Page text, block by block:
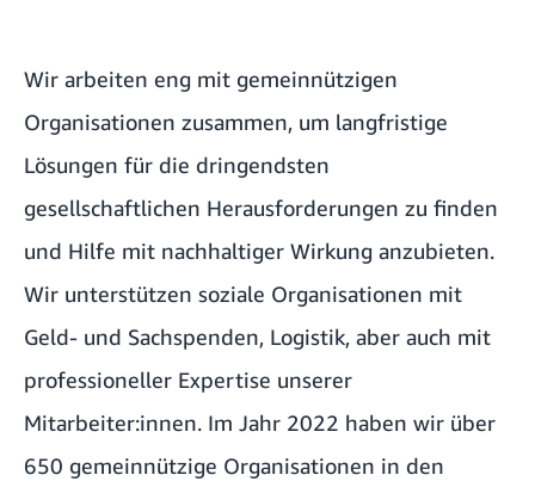
Wir arbeiten eng mit gemeinnützigen
Organisationen zusammen, um langfristige
Lösungen für die dringendsten
gesellschaftlichen Herausforderungen zu finden
und Hilfe mit nachhaltiger Wirkung anzubieten.
Wir unterstützen soziale Organisationen mit
Geld- und Sachspenden, Logistik, aber auch mit
professioneller Expertise unserer
Mitarbeiter:innen. Im Jahr 2022 haben wir über
650 gemeinnützige Organisationen in den